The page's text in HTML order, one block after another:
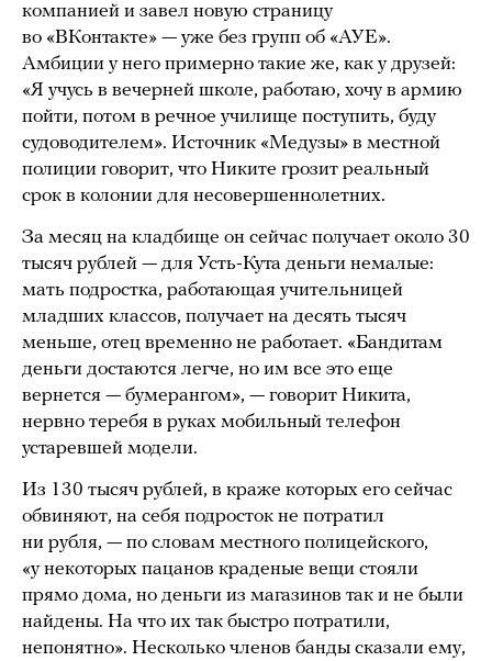
компанией и завел новую страницу
во «ВКонтакте» — уже без групп об «АУЕ».
Амбиции у него примерно такие же, как у друзей:
«Я учусь в вечерней школе, работаю, хочу в армию
пойти, потом в речное училище поступить, буду
судоводителем». Источник «Медузы» в местной
полиции говорит, что Никите грозит реальный
срок в колонии для несовершеннолетних.
За месяц на кладбище он сейчас получает около 30
тысяч рублей — для Усть-Кута деньги немалые:
мать подростка, работающая учительницей
младших классов, получает на десять тысяч
меньше, отец временно не работает. «Бандитам
деньги достаются легче, но им все это еще
вернется — бумерангом», — говорит Никита,
нервно теребя в руках мобильный телефон
устаревшей модели.
Из 130 тысяч рублей, в краже которых его сейчас
обвиняют, на себя подросток не потратил
ни рубля, — по словам местного полицейского,
«у некоторых пацанов краденые вещи стояли
прямо дома, но деньги из магазинов так и не были
найдены. На что их так быстро потратили,
непонятно». Несколько членов банды сказали ему,